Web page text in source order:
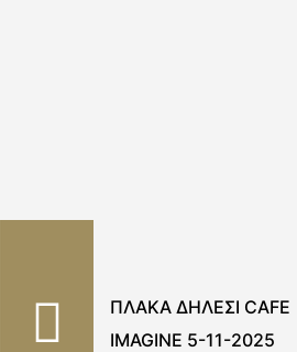
ΠΛΑΚΑ ΔΗΛΕΣΙ CAFE
IMAGINE 5-11-2025